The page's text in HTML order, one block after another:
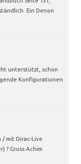
Ein Denon
unterstützt, schon
Konfigurationen
mit Dirac-Live
? Gruss Achim